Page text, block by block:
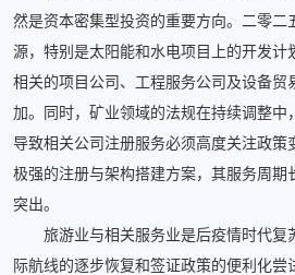
然是资本密集型投资的重要方向。二零二
源，特别是太阳能和水电项目上的开发计
相关的项目公司、工程服务公司及设备贸
加。同时，矿业领域的法规在持续调整中
导致相关公司注册服务必须高度关注政策
极强的注册与架构搭建方案，其服务周期
突出。
旅游业与相关服务业是后疫情时代复
际航线的逐步恢复和签证政策的便利化尝